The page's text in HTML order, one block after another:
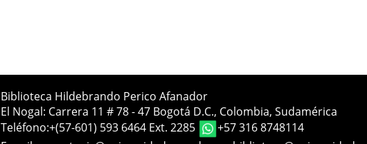
Biblioteca Hildebrando Perico Afanador
El Nogal: Carrera 11 # 78 - 47 Bogotá D.C., Colombia, Sudamérica
Teléfono:+(57-601) 593 6464 Ext. 2285
+57 316 8748114